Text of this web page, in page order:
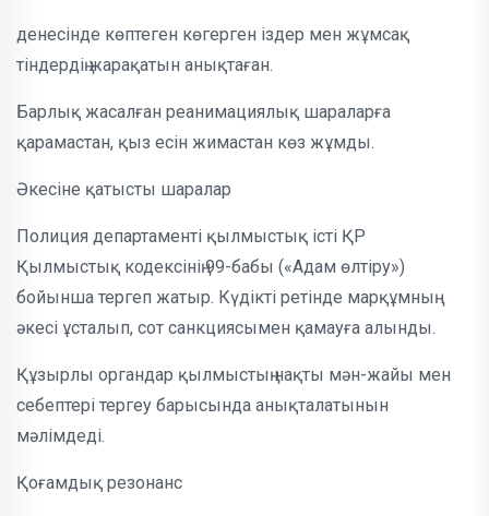
денесінде көптеген көгерген іздер мен жұмсақ
тіндердің жарақатын анықтаған.
Барлық жасалған реанимациялық шараларға
қарамастан, қыз есін жимастан көз жұмды.
Әкесіне қатысты шаралар
Полиция департаменті қылмыстық істі ҚР
Қылмыстық кодексінің 99-бабы («Адам өлтіру»)
бойынша тергеп жатыр. Күдікті ретінде марқұмның
әкесі ұсталып, сот санкциясымен қамауға алынды.
Құзырлы органдар қылмыстың нақты мән-жайы мен
себептері тергеу барысында анықталатынын
мәлімдеді.
Қоғамдық резонанс